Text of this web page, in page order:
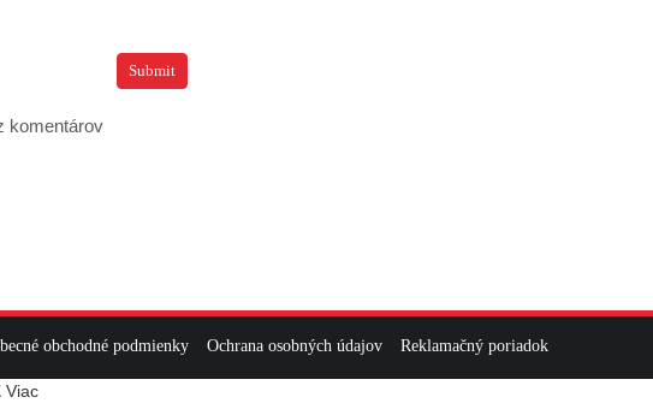
komentárov
obchodné podmienky Ochrana osobných údajov Reklamačný poriadok
Viac